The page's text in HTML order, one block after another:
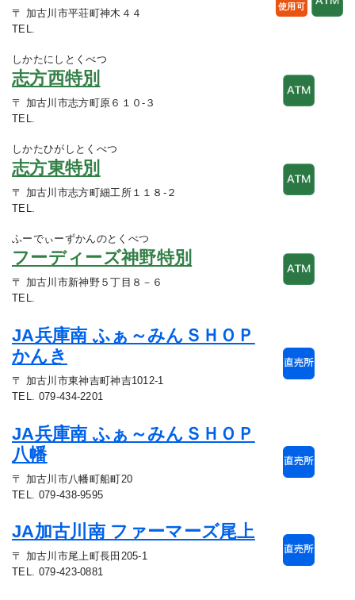
〒 加古川市平荘町神木４４
TEL.
使用可
しかたにしとくべつ
志方西特別
〒 加古川市志方町原６１０-３
TEL.
しかたひがしとくべつ
志方東特別
〒 加古川市志方町細工所１１８-２
TEL.
ふーでぃーずかんのとくべつ
フーディーズ神野特別
〒 加古川市新神野５丁目８－６
TEL.
JA兵庫南 ふぁ～みんＳＨＯＰ
かんき
〒 加古川市東神吉町神吉1012-1
TEL. 079-434-2201
JA兵庫南 ふぁ～みんＳＨＯＰ
八幡
〒 加古川市八幡町船町20
TEL. 079-438-9595
JA加古川南 ファーマーズ尾上
〒 加古川市尾上町長田205-1
TEL. 079-423-0881